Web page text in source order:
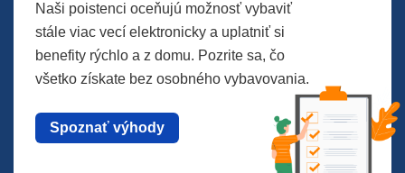
Naši poistenci oceňujú možnosť vybaviť
stále viac vecí elektronicky a uplatniť si
benefity rýchlo a z domu. Pozrite sa, čo
všetko získate bez osobného vybavovania.
Spoznať výhody